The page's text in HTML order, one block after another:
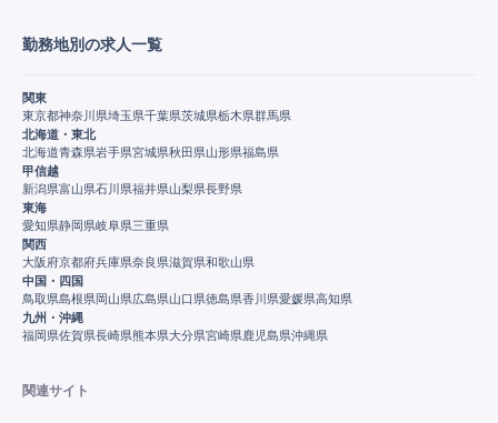
勤務地別の求人一覧
関東
東京都神奈川県埼玉県千葉県茨城県栃木県群馬県
北海道・東北
北海道青森県岩手県宮城県秋田県山形県福島県
甲信越
新潟県富山県石川県福井県山梨県長野県
東海
愛知県静岡県岐阜県三重県
関西
大阪府京都府兵庫県奈良県滋賀県和歌山県
中国・四国
鳥取県島根県岡山県広島県山口県徳島県香川県愛媛県高知県
九州・沖縄
福岡県佐賀県長崎県熊本県大分県宮崎県鹿児島県沖縄県
関連サイト